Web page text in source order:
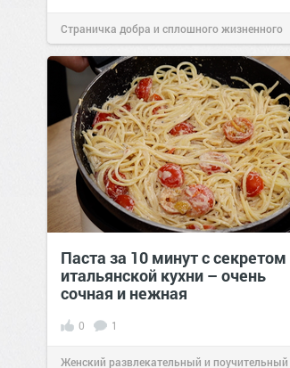
Страничка добра и сплошного жизненного
позитива!00:2907 авг 2026
Паста за 10 минут с секретом
итальянской кухни – очень
сочная и нежная
0 1
Женский развлекательный и поучительный